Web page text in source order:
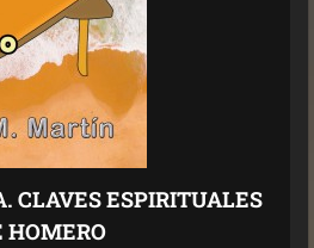
CLAVES ESPIRITUALES
HOMERO